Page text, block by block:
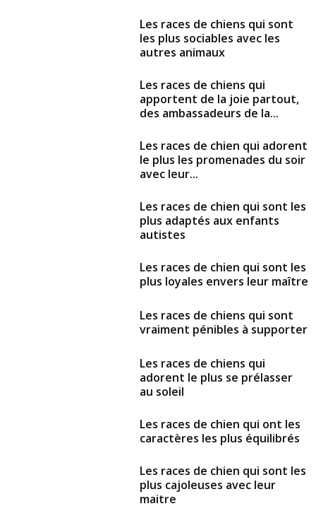
Les races de chiens qui sont
les plus sociables avec les
autres animaux
Les races de chiens qui
apportent de la joie partout,
des ambassadeurs de la...
Les races de chien qui adorent
le plus les promenades du soir
avec leur...
Les races de chien qui sont les
plus adaptés aux enfants
autistes
Les races de chien qui sont les
plus loyales envers leur maître
Les races de chiens qui sont
vraiment pénibles à supporter
Les races de chiens qui
adorent le plus se prélasser
au soleil
Les races de chien qui ont les
caractères les plus équilibrés
Les races de chien qui sont les
plus cajoleuses avec leur
maitre